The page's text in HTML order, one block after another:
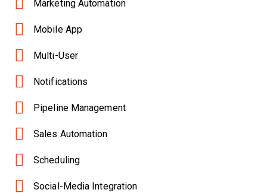
Marketing Automation
Mobile App
Multi-User
Notifications
Pipeline Management
Sales Automation
Scheduling
Social-Media Integration